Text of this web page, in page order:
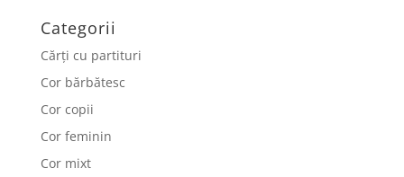
Categorii
Cărți cu partituri
Cor bărbătesc
Cor copii
Cor feminin
Cor mixt